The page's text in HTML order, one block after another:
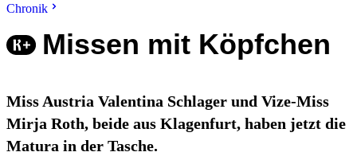
Chronik
Missen mit Köpfchen
Miss Austria Valentina Schlager und Vize-Miss
Mirja Roth, beide aus Klagenfurt, haben jetzt die
Matura in der Tasche.